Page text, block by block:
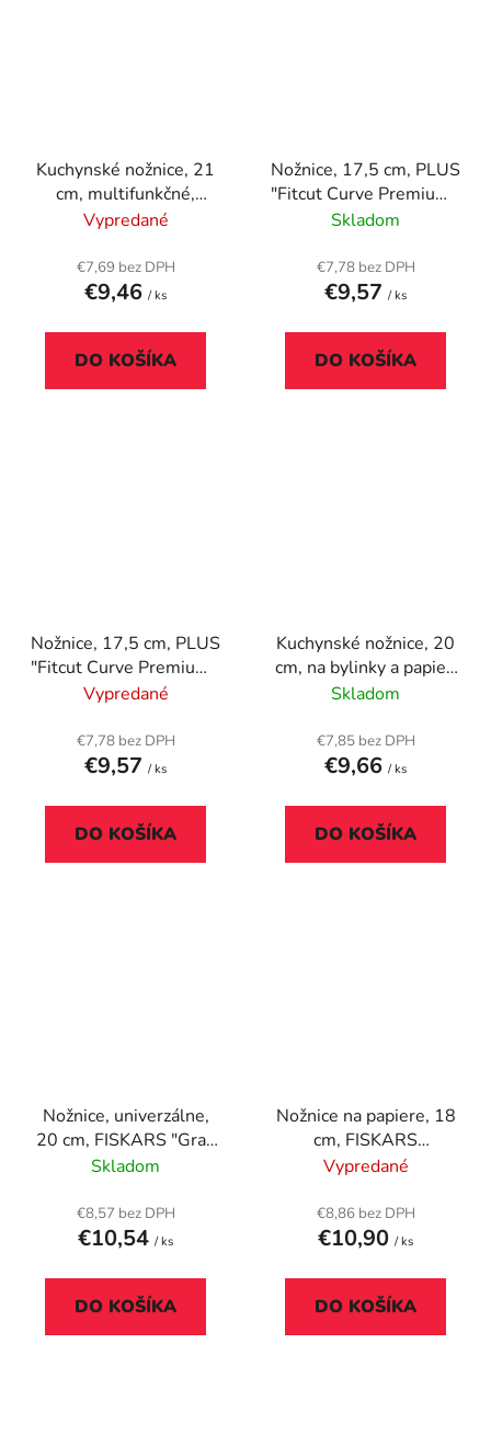
Kuchynské nožnice, 21
cm, multifunkčné,
RAPESCO
Vypredané
€7,69 bez DPH
€9,46 / ks
DO KOŠÍKA
Nožnice, 17,5 cm, PLUS
"Fitcut Curve Premium",
bronzové
Skladom
€7,78 bez DPH
€9,57 / ks
DO KOŠÍKA
Nožnice, 17,5 cm, PLUS
"Fitcut Curve Premium",
modré
Vypredané
€7,78 bez DPH
€9,57 / ks
DO KOŠÍKA
Kuchynské nožnice, 20
cm, na bylinky a papier,
5 čepelí, RAPESCO
Skladom
€7,85 bez DPH
€9,66 / ks
DO KOŠÍKA
Nožnice, univerzálne,
20 cm, FISKARS "Grad
Teen Spray", čierna
Skladom
€8,57 bez DPH
€10,54 / ks
DO KOŠÍKA
Nožnice na papiere, 18
cm, FISKARS
"Essential", čierne
Vypredané
€8,86 bez DPH
€10,90 / ks
DO KOŠÍKA